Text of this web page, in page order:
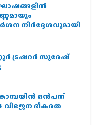
നിർദ്ദേശവുമായി
ട്രഷറർ സുരേഷ്
ഒന്‍പത്
ഭീകരത